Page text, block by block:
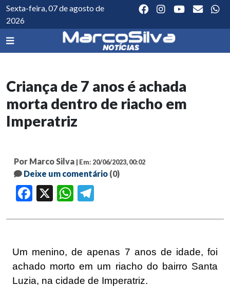
Sexta-feira, 07 de agosto de
2026
Criança de 7 anos é achada
morta dentro de riacho em
Imperatriz
Por Marco Silva | Em: 20/06/2023, 00:02
Deixe um comentário (0)
Facebook WhatsApp
Um menino, de apenas 7 anos de idade, foi
achado morto em um riacho do bairro Santa
Luzia, na cidade de Imperatriz.